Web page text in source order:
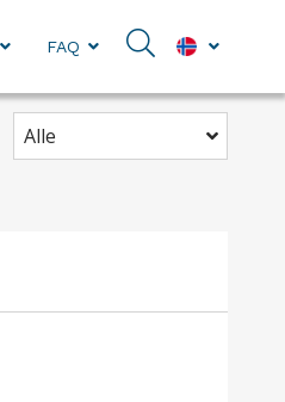
FAQ
Alle